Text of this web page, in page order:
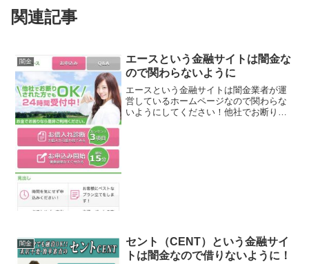
関連記事
闇金
エースという金融サイトは闇金な
ので関わらないように
エースという金融サイトは闇金業者が運
営しているホームページなので関わらな
いようにしてください！他社でお断りさ
闇金
セント（CENT）という金融サイ
トは闇金なので借りないように！